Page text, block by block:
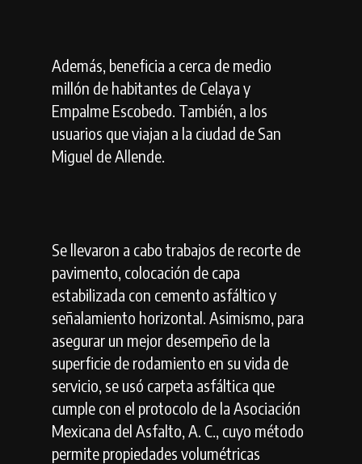
Además, beneficia a cerca de medio
millón de habitantes de Celaya y
Empalme Escobedo. También, a los
usuarios que viajan a la ciudad de San
Miguel de Allende.
Se llevaron a cabo trabajos de recorte de
pavimento, colocación de capa
estabilizada con cemento asfáltico y
señalamiento horizontal. Asimismo, para
asegurar un mejor desempeño de la
superficie de rodamiento en su vida de
servicio, se usó carpeta asfáltica que
cumple con el protocolo de la Asociación
Mexicana del Asfalto, A. C., cuyo método
permite propiedades volumétricas